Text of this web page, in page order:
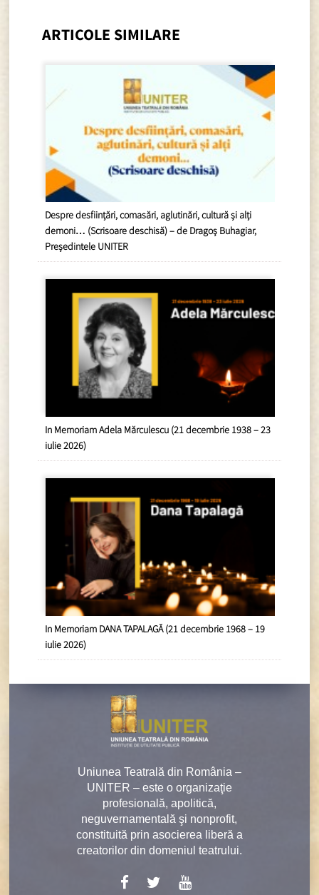
ARTICOLE SIMILARE
Despre desființări, comasări, aglutinări, cultură și alți
demoni… (Scrisoare deschisă) – de Dragoș Buhagiar,
Președintele UNITER
In Memoriam Adela Mărculescu (21 decembrie 1938 – 23
iulie 2026)
In Memoriam DANA TAPALAGĂ (21 decembrie 1968 – 19
iulie 2026)
Uniunea Teatrală din România –
UNITER – este o organizaţie
profesională, apolitică,
neguvernamentală şi nonprofit,
constituită prin asocierea liberă a
creatorilor din domeniul teatrului.